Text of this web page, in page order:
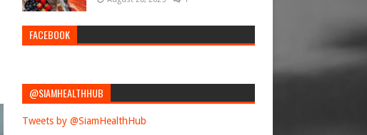
FACEBOOK
@SIAMHEALTHHUB
Tweets by @SiamHealthHub